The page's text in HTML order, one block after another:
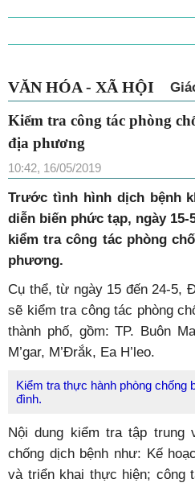
VĂN HÓA - XÃ HỘI
Kiểm tra công tác phòng
địa phương
10:42, 16/05/2019
Trước tình hình dịch bệnh
diễn biến phức tạp, ngày
kiểm tra công tác phòng
phương.
Cụ thể, từ ngày 15 đến 24-5,
sẽ kiểm tra công tác phòng
thành phố, gồm: TP. Buôn
M’gar, M’Đrắk, Ea H’leo.
Kiểm tra thực hành phòng chống
đình.
Nội dung kiểm tra tập trung
chống dịch bệnh như: Kế
và triển khai thực hiện; công